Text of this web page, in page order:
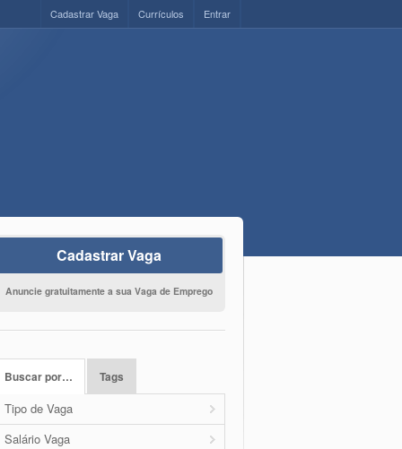
Entrar
Currículos
Cadastrar Vaga
Cadastrar Vaga
Anuncie gratuitamente a sua Vaga de Emprego
Buscar por… Tags
Tipo de Vaga
Salário Vaga